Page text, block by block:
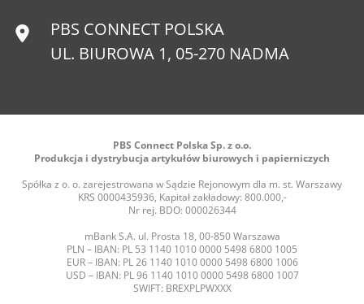
PBS CONNECT POLSKA
UL. BIUROWA 1, 05-270 NADMA
PBS Connect Polska Sp. z o.o.
Produkcja i dystrybucja artykułów biurowych i papierniczych
Spółka z o. o. zarejestrowana w Sądzie Rejonowym dla m. st. Warszawy
KRS 0000435936, Kapitał zakładowy: 800.000,-
Nr rej. BDO: 000026344
mBank S.A. ul. Prosta 18, 00-850 Warszawa
PLN – IBAN: PL 53 1140 1010 0000 5498 6800 1005
EUR – IBAN: PL 26 1140 1010 0000 5498 6800 1006
USD – IBAN: PL 96 1140 1010 0000 5498 6800 1007
SWIFT: BREXPLPWXXX